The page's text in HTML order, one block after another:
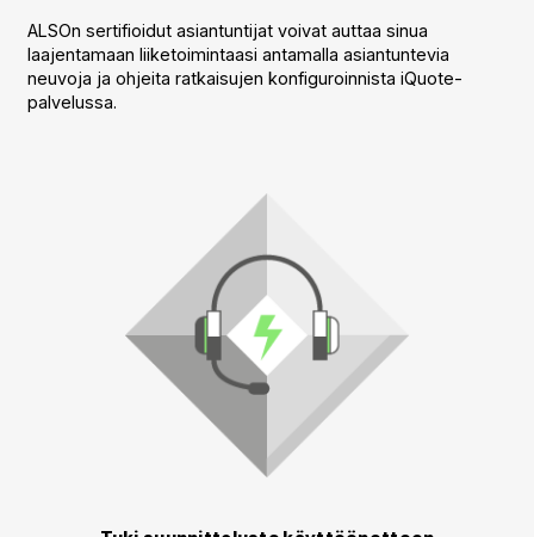
ALSOn sertifioidut asiantuntijat voivat auttaa sinua
laajentamaan liiketoimintaasi antamalla asiantuntevia
neuvoja ja ohjeita ratkaisujen konfiguroinnista iQuote-
palvelussa.